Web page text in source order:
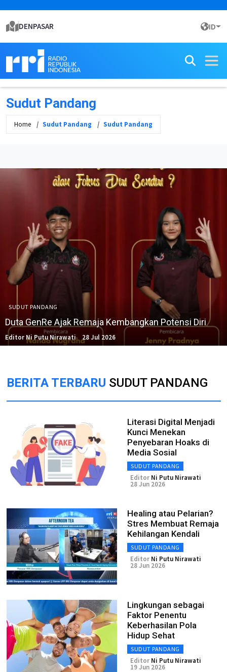
DENPASAR ID
Sudut Pandang
Home Sudut Pandang Sudut Pandang
SUDUT PANDANG
Duta GenRe Ajak Remaja Kembangkan Potensi Diri
Editor Ni Putu Nirawati 28 Jul 2026
BERITA TERBARU SUDUT PANDANG
Literasi Digital Menjadi
Kunci Menekan
Penyebaran Hoaks di
Media Sosial
SUDUT PANDANG
Editor Ni Putu Nirawati
28 Jun 2026
Healing atau Pelarian?
Stres Membuat Remaja
Kehilangan Kendali
SUDUT PANDANG
Editor Ni Putu Nirawati
28 Jun 2026
Lingkungan sebagai
Faktor Penentu
Keberhasilan Pola
Hidup Sehat
SUDUT PANDANG
Editor Ni Putu Nirawati
19 Jun 2026